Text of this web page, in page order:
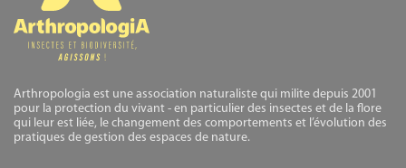
Arthropologia est une association naturaliste qui milite depuis 2001
pour la protection du vivant - en particulier des insectes et de la flore
qui leur est liée, le changement des comportements et l’évolution des
pratiques de gestion des espaces de nature.